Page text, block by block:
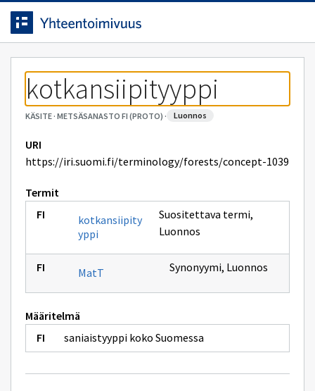
Siirrytty
sivulle
Siirry suoraan sisältöön.
kotkansiipityyppi
KÄSITE· METSÄSANASTO FI (PROTO) · luonnos
URI
https://iri.suomi.fi/terminology/forests/concept-1039
Termit
kotkansiipity
yppi
Suositettava termi,
Luonnos
MatT Synonyymi, Luonnos
Määritelmä
saniaistyyppi koko Suomessa